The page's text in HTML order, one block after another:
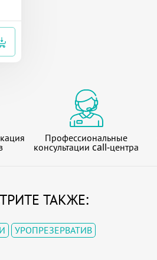
Профессиональные
консультации call-центра
ТАКЖЕ:
УРОПРЕЗЕРВАТИВ